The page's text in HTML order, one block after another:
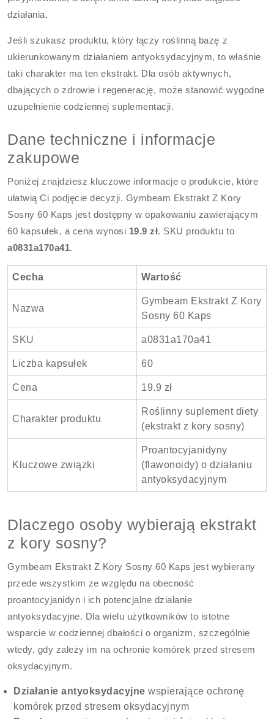
działania.
Jeśli szukasz produktu, który łączy roślinną bazę z
ukierunkowanym działaniem antyoksydacyjnym, to właśnie
taki charakter ma ten ekstrakt. Dla osób aktywnych,
dbających o zdrowie i regenerację, może stanowić wygodne
uzupełnienie codziennej suplementacji.
Dane techniczne i informacje
zakupowe
Poniżej znajdziesz kluczowe informacje o produkcie, które
ułatwią Ci podjęcie decyzji. Gymbeam Ekstrakt Z Kory
Sosny 60 Kaps jest dostępny w opakowaniu zawierającym
60 kapsułek, a cena wynosi 19.9 zł. SKU produktu to
a0831a170a41.
Cecha Wartość
Nazwa
Gymbeam Ekstrakt Z Kory
Sosny 60 Kaps
SKU a0831a170a41
Liczba kapsułek 60
Cena 19.9 zł
Charakter produktu
Roślinny suplement diety
(ekstrakt z kory sosny)
Kluczowe związki
Proantocyjanidyny
(flawonoidy) o działaniu
antyoksydacyjnym
Dlaczego osoby wybierają ekstrakt
z kory sosny?
Gymbeam Ekstrakt Z Kory Sosny 60 Kaps jest wybierany
przede wszystkim ze względu na obecność
proantocyjanidyn i ich potencjalne działanie
antyoksydacyjne. Dla wielu użytkowników to istotne
wsparcie w codziennej dbałości o organizm, szczególnie
wtedy, gdy zależy im na ochronie komórek przed stresem
oksydacyjnym.
Działanie antyoksydacyjne wspierające ochronę
komórek przed stresem oksydacyjnym